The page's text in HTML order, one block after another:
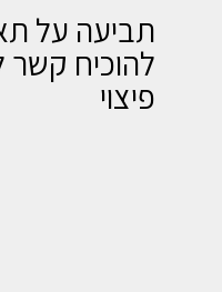
תביעה על
להוכיח קשר
פיצוי